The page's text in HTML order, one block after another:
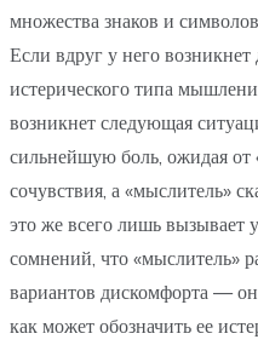
множества знаков и
Если вдруг у него возникнет
истерического типа
возникнет следующая
сильнейшую боль, ожидая
сочувствия, а «мыслитель»
это же всего лишь вызывает
сомнений, что «мыслитель»
вариантов дискомфорта — он
как может обозначить ее